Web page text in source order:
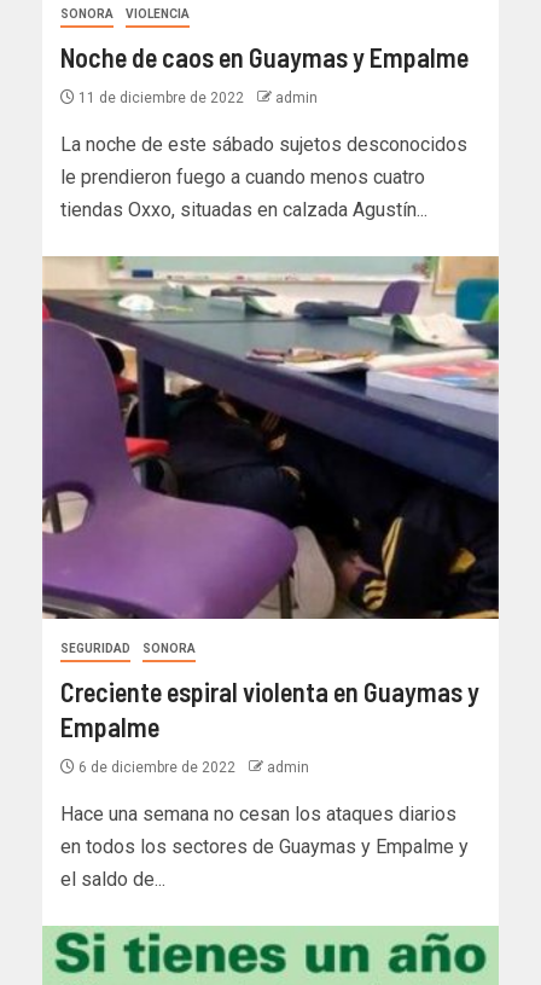
SONORA VIOLENCIA
Noche de caos en Guaymas y Empalme
11 de diciembre de 2022 admin
La noche de este sábado sujetos desconocidos
le prendieron fuego a cuando menos cuatro
tiendas Oxxo, situadas en calzada Agustín...
SEGURIDAD SONORA
Creciente espiral violenta en Guaymas y
Empalme
6 de diciembre de 2022 admin
Hace una semana no cesan los ataques diarios
en todos los sectores de Guaymas y Empalme y
el saldo de...